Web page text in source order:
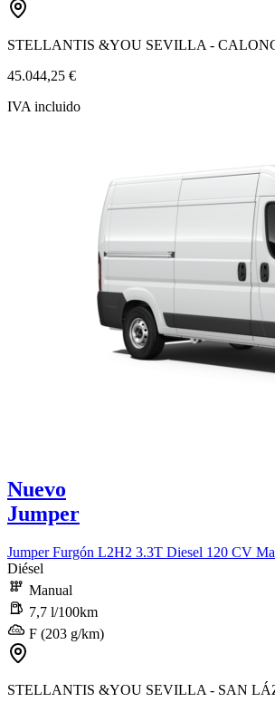
STELLANTIS &YOU SEVILLA -
45.044,25 €
IVA incluido
Nuevo
Jumper
Jumper Furgón L2H2 3.3T Diesel 120 CV
Diésel
Manual
7,7 l/100km
F (203 g/km)
STELLANTIS &YOU SEVILLA - SAN